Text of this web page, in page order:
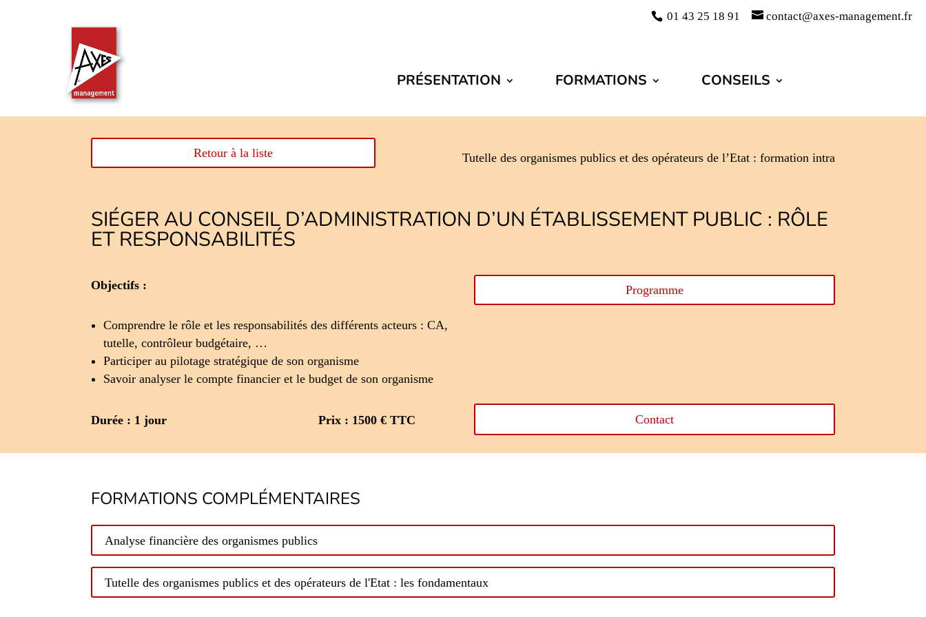
01 43 25 18 91 contact@axes-management.fr
PRÉSENTATION FORMATIONS CONSEILS
Retour à la liste Tutelle des organismes publics et des opérateurs de l’Etat : formation intra
SIÉGER AU CONSEIL D’ADMINISTRATION D’UN ÉTABLISSEMENT PUBLIC : RÔLE
ET RESPONSABILITÉS
Objectifs :
Comprendre le rôle et les responsabilités des différents acteurs : CA,
tutelle, contrôleur budgétaire, …
Participer au pilotage stratégique de son organisme
Savoir analyser le compte financier et le budget de son organisme
Programme
Durée : 1 jour Prix : 1500 € TTC Contact
FORMATIONS COMPLÉMENTAIRES
Analyse financière des organismes publics
Tutelle des organismes publics et des opérateurs de l'Etat : les fondamentaux